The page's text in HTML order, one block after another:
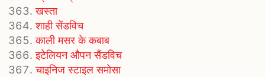
खस्ता
शाही सेंडविच
काली मसर के कबाब
इटेलियन औपन सैंडविच
चाइनिज स्टाइल समोसा